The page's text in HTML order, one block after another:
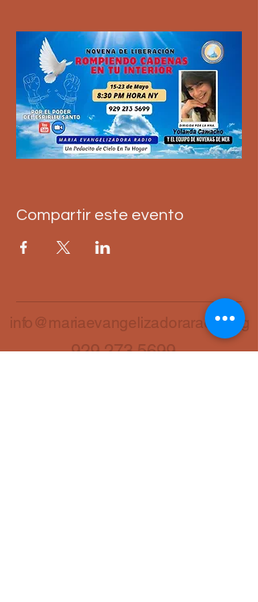
Compartir este evento
info@mariaevangelizadoraradio.org
929 273 5699